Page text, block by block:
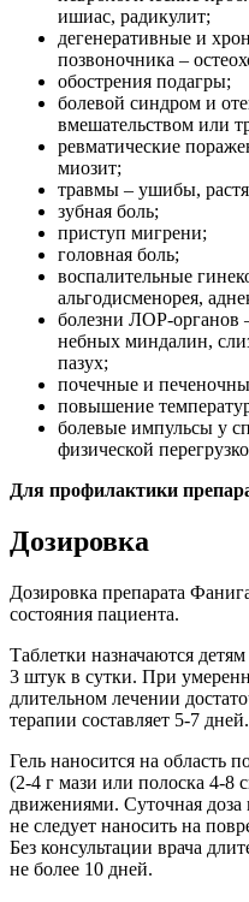
ишиас, радикулит;
дегенеративные и
позвоночника –
обострения подагры;
болевой синдром и
вмешательством или
ревматические
миозит;
травмы – ушибы,
зубная боль;
приступ мигрени;
головная боль;
воспалительные
альгодисменорея,
болезни ЛОР-органов
небных миндалин,
пазух;
почечные и
повышение
болевые импульсы у
физической
Для профилактики
Дозировка
Дозировка препарата
состояния пациента.
Таблетки назначаются
3 штук в сутки. При
длительном лечении
терапии составляет 5-7 дней.
Гель наносится на область
(2-4 г мази или полоска 4-8
движениями. Суточная доза
не следует наносить на
Без консультации врача
не более 10 дней.